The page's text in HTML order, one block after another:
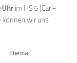
Uhrim HS 6 (Carl-
können wir uns
Thema